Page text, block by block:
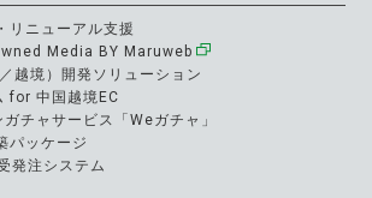
リニューアル支援
Media BY Maruweb
越境）開発ソリューション
for 中国越境EC
チャサービス「Weガチャ」
パッケージ
発注システム